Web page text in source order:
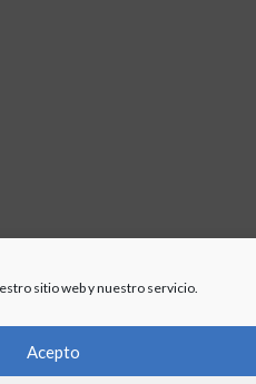
sitio web y nuestro servicio.
Acepto